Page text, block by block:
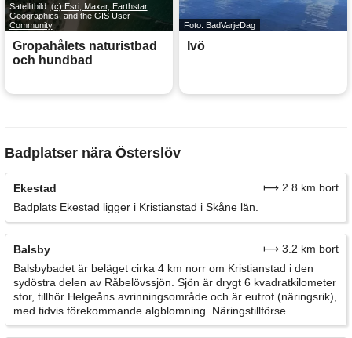
Satellitbild: (c) Esri, Maxar, Earthstar
Geographics, and the GIS User
Community
Gropahålets naturistbad
och hundbad
Foto: BadVarjeDag
Ivö
Badplatser nära Österslöv
Ekestad
⟼ 2.8 km bort
Badplats Ekestad ligger i Kristianstad i Skåne län.
Balsby
⟼ 3.2 km bort
Balsbybadet är beläget cirka 4 km norr om Kristianstad i den
sydöstra delen av Råbelövssjön. Sjön är drygt 6 kvadratkilometer
stor, tillhör Helgeåns avrinningsområde och är eutrof (näringsrik),
med tidvis förekommande algblomning. Näringstillförse...